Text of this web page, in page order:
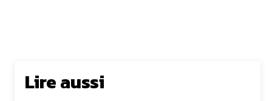
Lire aussi